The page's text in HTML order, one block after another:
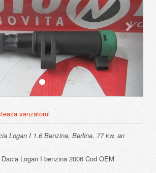
vanzatorul
Logan I 1.6 Benzina, Berlina, 77 kw, an
Logan I benzina 2006 Cod OEM